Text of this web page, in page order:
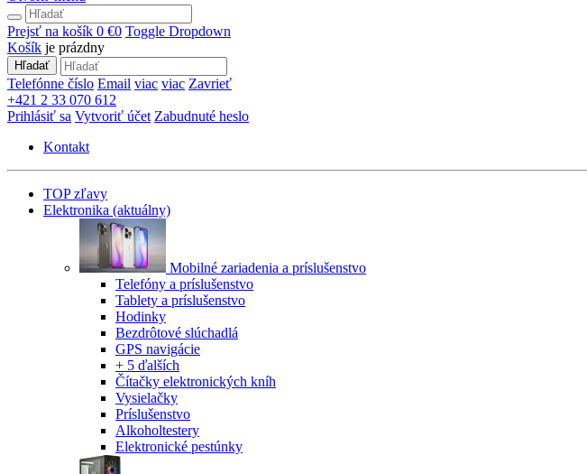
Prejsť na košík 0 €0 Toggle Dropdown
Košík je prázdny
Hľadať
Telefónne číslo Email viac viac Zavrieť
+421 2 33 070 612
Prihlásiť sa Vytvoriť účet Zabudnuté heslo
Kontakt
TOP zľavy
Elektronika (aktuálny)
Mobilné zariadenia a príslušenstvo
Telefóny a príslušenstvo
Tablety a príslušenstvo
Hodinky
Bezdrôtové slúchadlá
GPS navigácie
+ 5 ďalších
Čítačky elektronických kníh
Vysielačky
Príslušenstvo
Alkoholtestery
Elektronické pestúnky